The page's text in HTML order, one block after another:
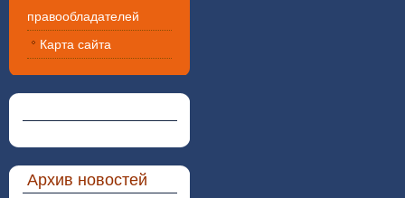
правообладателей
Карта сайта
Архив новостей